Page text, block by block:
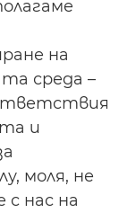
на
среда –
и
моля, не
с нас на